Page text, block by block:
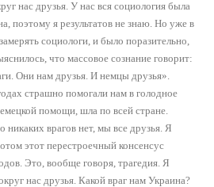
нас друзья. У нас вся социология была
поэтому я результатов не знаю. Но уже в
социологи, и было поразительно,
что массовое сознание говорит:
Они нам друзья. И немцы друзья».
страшно помогали нам в голодное
помощи, шла по всей стране.
врагов нет, мы все друзья. Я
этот перестроечный консенсус
Это, вообще говоря, трагедия. Я
нас друзья. Какой враг нам Украина?